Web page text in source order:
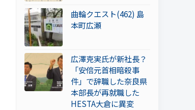
曲輪クエスト(462) 島
本町広瀬
広澤克実氏が新社長？
「安倍元首相暗殺事
件」で辞職した奈良県
本部長が再就職した
HESTA大倉に異変